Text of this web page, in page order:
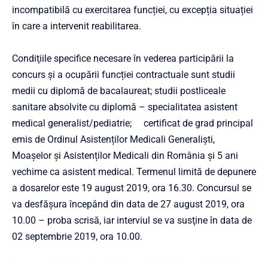
incompatibilă cu exercitarea funcției, cu excepția situației
în care a intervenit reabilitarea.
Condiţiile specifice necesare în vederea participării la
concurs şi a ocupării funcției contractuale sunt studii
medii cu diplomă de bacalaureat; studii postliceale
sanitare absolvite cu diplomă – specialitatea asistent
medical generalist/pediatrie; certificat de grad principal
emis de Ordinul Asistenților Medicali Generaliști,
Moașelor și Asistenților Medicali din România și 5 ani
vechime ca asistent medical. Termenul limită de depunere
a dosarelor este 19 august 2019, ora 16.30. Concursul se
va desfăşura începând din data de 27 august 2019, ora
10.00 – proba scrisă, iar interviul se va susţine în data de
02 septembrie 2019, ora 10.00.